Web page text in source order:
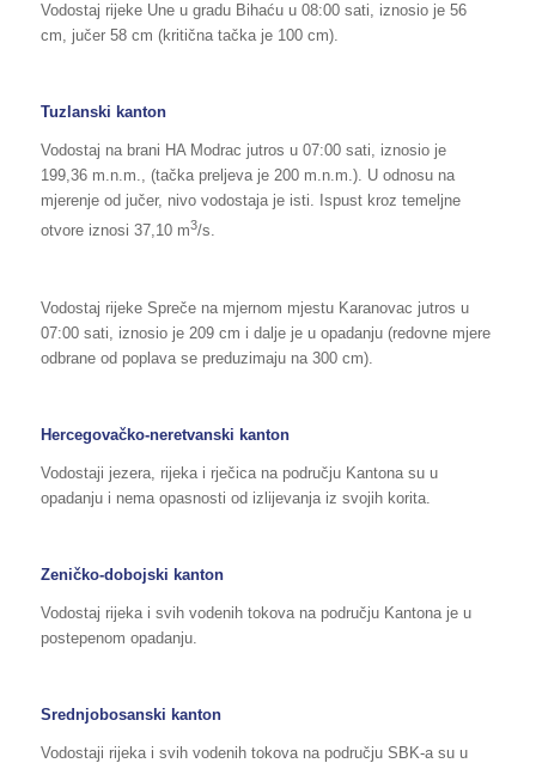
Vodostaj rijeke Une u gradu Bihaću u 08:00 sati, iznosio je 56
cm, jučer 58 cm (kritična tačka je 100 cm).
Tuzlanski kanton
Vodostaj na brani HA Modrac jutros u 07:00 sati, iznosio je
199,36 m.n.m., (tačka preljeva je 200 m.n.m.). U odnosu na
mjerenje od jučer, nivo vodostaja je isti. Ispust kroz temeljne
otvore iznosi 37,10 m3/s.
Vodostaj rijeke Spreče na mjernom mjestu Karanovac jutros u
07:00 sati, iznosio je 209 cm i dalje je u opadanju (redovne mjere
odbrane od poplava se preduzimaju na 300 cm).
Hercegovačko-neretvanski kanton
Vodostaji jezera, rijeka i rječica na području Kantona su u
opadanju i nema opasnosti od izlijevanja iz svojih korita.
Zeničko-dobojski kanton
Vodostaj rijeka i svih vodenih tokova na području Kantona je u
postepenom opadanju.
Srednjobosanski kanton
Vodostaji rijeka i svih vodenih tokova na području SBK-a su u